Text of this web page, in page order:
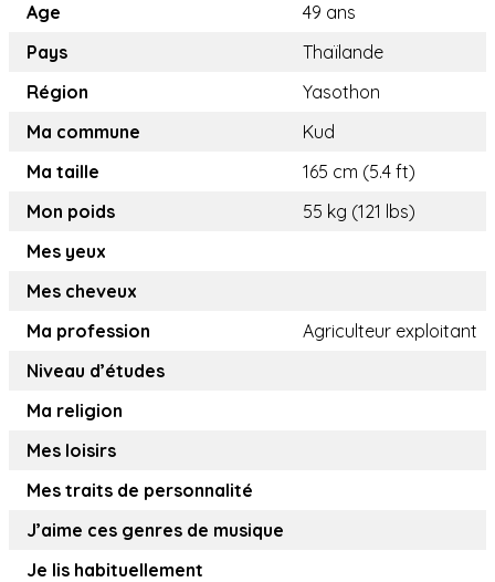
Age
49 ans
Pays
Thaïlande
Région
Yasothon
Ma commune
Kud
Ma taille
165 cm (5.4 ft)
Mon poids
55 kg (121 lbs)
Mes yeux
Mes cheveux
Ma profession
Agriculteur exploitant
Niveau d’études
Ma religion
Mes loisirs
Mes traits de personnalité
J’aime ces genres de musique
Je lis habituellement